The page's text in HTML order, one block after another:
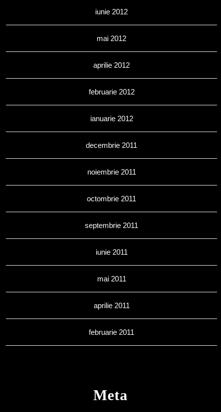
iunie 2012
mai 2012
aprilie 2012
februarie 2012
ianuarie 2012
decembrie 2011
noiembrie 2011
octombrie 2011
septembrie 2011
iunie 2011
mai 2011
aprilie 2011
februarie 2011
Meta